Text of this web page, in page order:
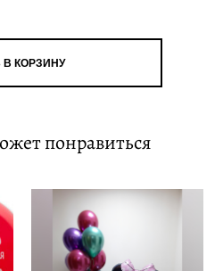
КОРЗИНУ
понравиться